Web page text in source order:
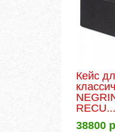
Кейс
38800